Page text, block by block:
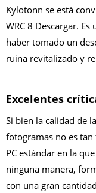
Kylotonn se está
WRC 8 Descargar.
haber tomado un
ruina revitalizado y
Excelentes
Si bien la calidad de
fotogramas no es
PC estándar en la
ninguna manera,
con una gran